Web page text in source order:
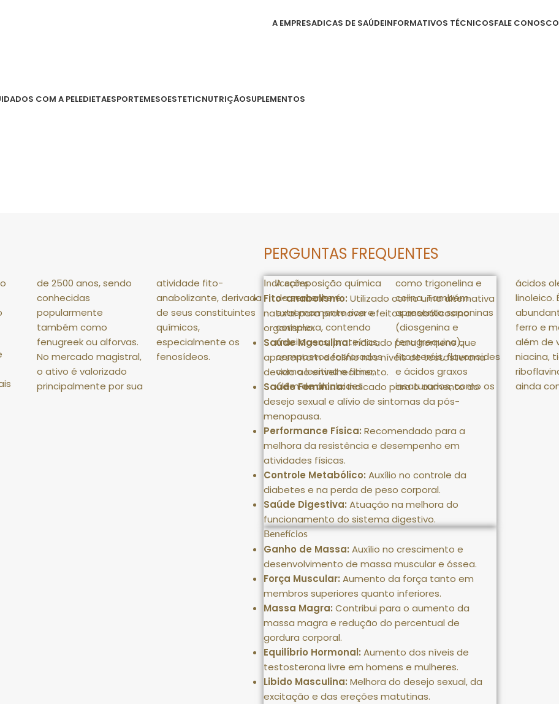
A EMPRESADICAS DE SAÚDEINFORMATIVOS TÉCNICOSFALE CONOSCO
COM A PELEDIETAESPORTEMESOESTETICNUTRIÇÃOSUPLEMENTOS
de 2500 anos, sendo
conhecidas
popularmente
também como
fenugreek ou alforvas.
No mercado magistral,
o ativo é valorizado
principalmente por sua
atividade fito-
anabolizante, derivada
de seus constituintes
químicos,
especialmente os
fenosídeos.
A composição química
da semente é
extremamente rica e
complexa, contendo
mucilagens, proteínas,
compostos fosforados
como lecitina e fitina,
além de alcaloides
como trigonelina e
colina.Também
apresenta saponinas
(diosgenina e
fenugrequina),
fitosteróis, flavonoides
e ácidos graxos
insaturados, como os
ácidos
linoleico.
ferro e
além de
niacina,
ainda
PERGUNTAS FREQUENTES
Indicações
Fito-anabolismo: Utilizado como uma alternativa
natural para promover efeitos anabólicos no
organismo.
Saúde Masculina:Indicado para homens que
apresentam declínio nos níveis de testosterona
devido ao envelhecimento.
Saúde Feminina:Indicado para o aumento do
desejo sexual e alívio de sintomas da pós-
menopausa.
Performance Física: Recomendado para a
melhora da resistência e desempenho em
atividades físicas.
Controle Metabólico: Auxílio no controle da
diabetes e na perda de peso corporal.
Saúde Digestiva: Atuação na melhora do
funcionamento do sistema digestivo.
Benefícios
Ganho de Massa: Auxílio no crescimento e
desenvolvimento de massa muscular e óssea.
Força Muscular: Aumento da força tanto em
membros superiores quanto inferiores.
Massa Magra: Contribui para o aumento da
massa magra e redução do percentual de
gordura corporal.
Equilíbrio Hormonal: Aumento dos níveis de
testosterona livre em homens e mulheres.
Libido Masculina: Melhora do desejo sexual, da
excitação e das ereções matutinas.